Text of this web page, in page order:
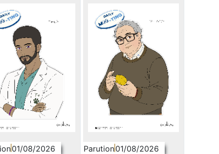
01/08/2026 Parution01/08/2026